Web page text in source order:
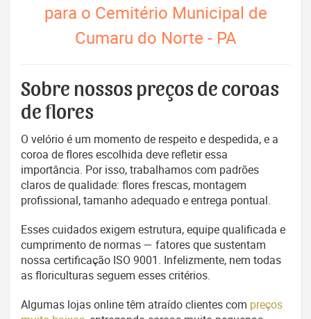
para o Cemitério Municipal de
Cumaru do Norte - PA
Sobre nossos preços de coroas
de flores
O velório é um momento de respeito e despedida, e a
coroa de flores escolhida deve refletir essa
importância. Por isso, trabalhamos com padrões
claros de qualidade: flores frescas, montagem
profissional, tamanho adequado e entrega pontual.
Esses cuidados exigem estrutura, equipe qualificada e
cumprimento de normas — fatores que sustentam
nossa certificação ISO 9001. Infelizmente, nem todas
as floriculturas seguem esses critérios.
Algumas lojas online têm atraído clientes com preços